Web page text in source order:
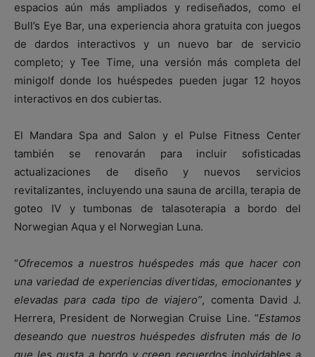
espacios aún más ampliados y rediseñados, como el
Bull’s Eye Bar, una experiencia ahora gratuita con juegos
de dardos interactivos y un nuevo bar de servicio
completo; y Tee Time, una versión más completa del
minigolf donde los huéspedes pueden jugar 12 hoyos
interactivos en dos cubiertas.
El Mandara Spa and Salon y el Pulse Fitness Center
también se renovarán para incluir sofisticadas
actualizaciones de diseño y nuevos servicios
revitalizantes, incluyendo una sauna de arcilla, terapia de
goteo IV y tumbonas de talasoterapia a bordo del
Norwegian Aqua y el Norwegian Luna.
“Ofrecemos a nuestros huéspedes más que hacer con
una variedad de experiencias divertidas, emocionantes y
elevadas para cada tipo de viajero”, comenta David J.
Herrera, President de Norwegian Cruise Line. ”Estamos
deseando que nuestros huéspedes disfruten más de lo